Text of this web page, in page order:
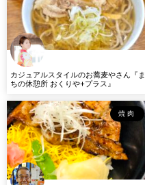
カジュアルスタイルのお蕎麦やさん『ま
ちの休憩所 おくりや+プラス』
焼肉